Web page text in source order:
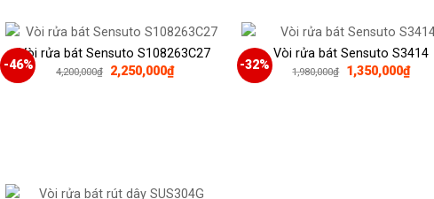
-46%
Vòi rửa bát Sensuto S108263C27
4,200,000₫
Giá
gốc
2,250,000₫Giá
hiện
-32%
Vòi rửa bát Sensuto S3414
1,980,000₫
Giá
gốc
1,350,000₫Giá
hiện